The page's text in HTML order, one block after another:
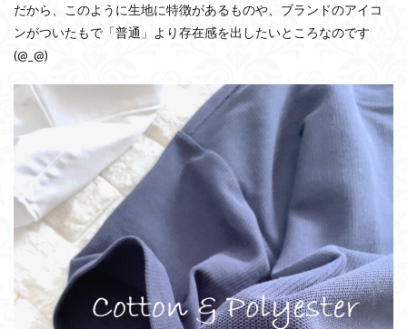
だから、このように生地に特徴があるものや、ブランドのアイコ
ンがついたもで「普通」より存在感を出したいところなのです
(@_@)